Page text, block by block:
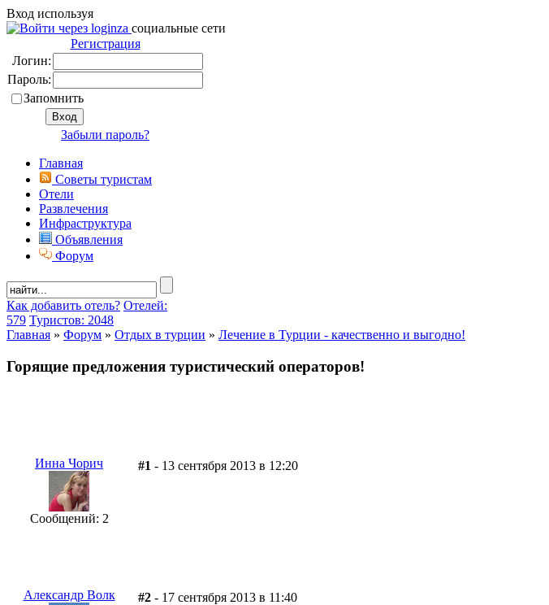
Вход используя
социальные сети
Регистрация
Логин:
Пароль:
Запомнить
Забыли пароль?
Главная
Советы туристам
Отели
Развлечения
Инфраструктура
Объявления
Форум
Как добавить отель? Отелей:
579 Туристов: 2048
Главная » Форум » Отдых в турции » Лечение в Турции - качественно и выгодно!
Горящие предложения туристический операторов!
Инна Чорич
Сообщений: 2
#1 - 13 сентября 2013 в 12:20
Александр Волк #2 - 17 сентября 2013 в 11:40